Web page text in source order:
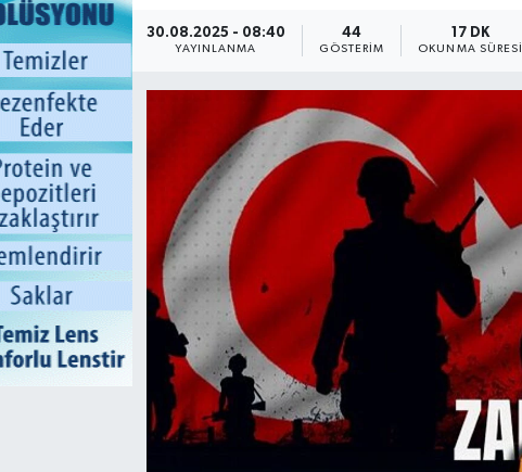
30.08.2025 - 08:40
YAYINLANMA
44
GÖSTERIM
17 DK
OKUNMA SÜRESI
Son Dakika Haberleri
Haber Arşivi